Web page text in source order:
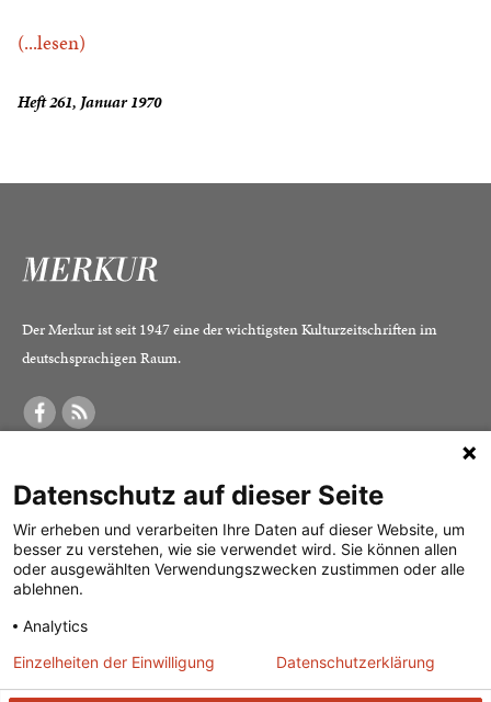
(...lesen)
Heft 261, Januar 1970
Der Merkur ist seit 1947 eine der wichtigsten Kulturzeitschriften im
deutschsprachigen Raum.
Was ist der Merkur?
Herausgeber /
Redaktion
Verlag
Alle Abos im Überblick
Print-Abo
Digital-Abo
Abo kündigen
Impressum
Datenschutz
Mediadaten
Datenschutz auf dieser Seite
Wir erheben und verarbeiten Ihre Daten auf dieser Website, um
besser zu verstehen, wie sie verwendet wird. Sie können allen
oder ausgewählten Verwendungszwecken zustimmen oder alle
ablehnen.
Analytics
Einzelheiten der Einwilligung
Datenschutzerklärung